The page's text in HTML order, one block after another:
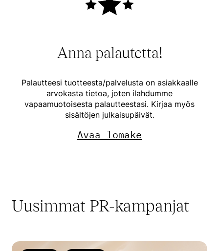
Anna palautetta!
Palautteesi tuotteesta/palvelusta on asiakkaalle
arvokasta tietoa, joten ilahdumme
vapaamuotoisesta palautteestasi. Kirjaa myös
sisältöjen julkaisupäivät.
Avaa lomake
Uusimmat PR-kampanjat